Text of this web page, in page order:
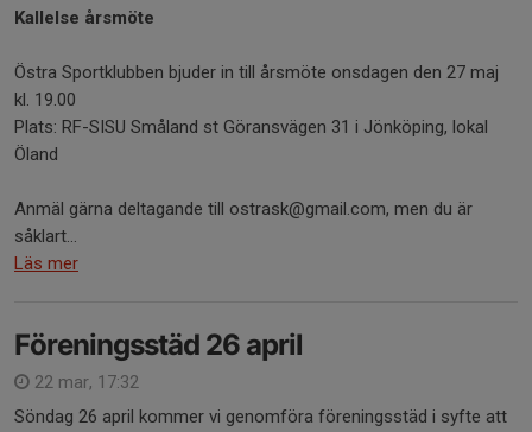
Kallelse årsmöte
Östra Sportklubben bjuder in till årsmöte onsdagen den 27 maj
kl. 19.00
Plats: RF-SISU Småland st Göransvägen 31 i Jönköping, lokal
Öland
Anmäl gärna deltagande till ostrask@gmail.com, men du är
såklart...
Läs mer
Föreningsstäd 26 april
22 mar, 17:32
Söndag 26 april kommer vi genomföra föreningsstäd i syfte att